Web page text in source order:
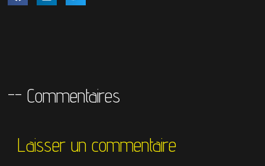
-- Commentaires
Laisser un commentaire